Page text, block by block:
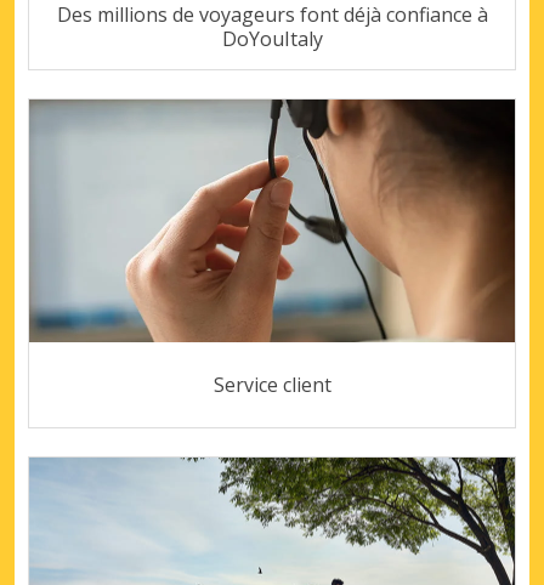
Des millions de voyageurs font déjà confiance à
DoYouItaly
Service client